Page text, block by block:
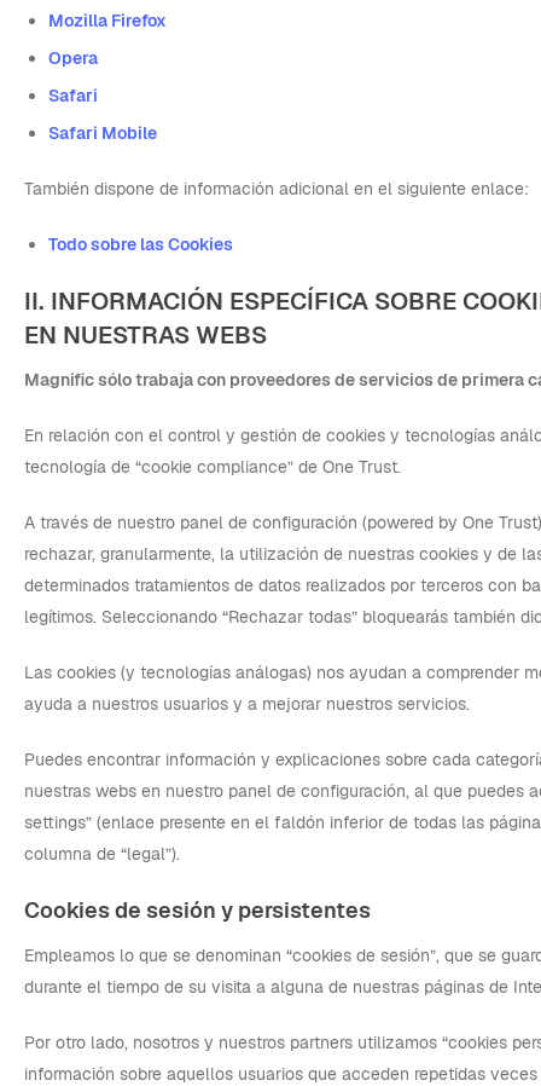
Mozilla Firefox
Opera
Safari
Safari Mobile
También dispone de información adicional en el siguiente enlace:
Todo sobre las Cookies
II. INFORMACIÓN ESPECÍFICA SOBRE
EN NUESTRAS WEBS
Magnific sólo trabaja con proveedores de servicios de primera
En relación con el control y gestión de cookies y tecnologías
tecnología de “cookie compliance” de One Trust.
A través de nuestro panel de configuración (powered by One
rechazar, granularmente, la utilización de nuestras cookies y de
determinados tratamientos de datos realizados por terceros con
legítimos. Seleccionando “Rechazar todas” bloquearás también
Las cookies (y tecnologías análogas) nos ayudan a comprender
ayuda a nuestros usuarios y a mejorar nuestros servicios.
Puedes encontrar información y explicaciones sobre cada
nuestras webs en nuestro panel de configuración, al que puedes
settings” (enlace presente en el faldón inferior de todas las
columna de “legal”).
Cookies de sesión y persistentes
Empleamos lo que se denominan “cookies de sesión”, que se
durante el tiempo de su visita a alguna de nuestras páginas de
Por otro lado, nosotros y nuestros partners utilizamos “cookies
información sobre aquellos usuarios que acceden repetidas